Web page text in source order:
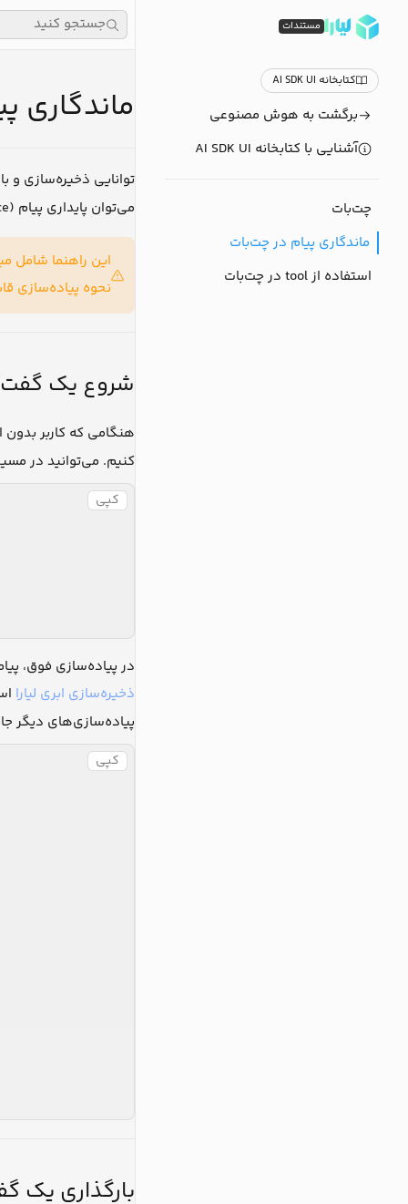
مستندات
کتابخانه AI SDK UI
برگشت به هوش مصنوعی
آشنایی با کتابخانه AI SDK UI
چت‌بات
ماندگاری پیام در چت‌بات
استفاده از tool در چت‌بات
توانایی ذخیره‌سازی
می‌توان پایداری پیام (message persistence) را با استفاده از
نحوه پیاده‌سازی
شروع یک
کنیم. می‌توانید در
کپی
در پیاده‌سازی فوق،
ذخیره‌سازی ابری لیارا
پیاده‌سازی‌های دیگر
کپی
بارگذاری یک
جستجو کنید